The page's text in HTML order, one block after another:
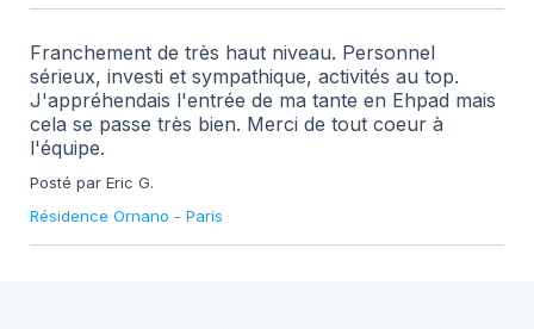
Franchement de très haut niveau. Personnel
sérieux, investi et sympathique, activités au top.
J'appréhendais l'entrée de ma tante en Ehpad mais
cela se passe très bien. Merci de tout coeur à
l'équipe.
Posté par Eric G.
Résidence Ornano - Paris